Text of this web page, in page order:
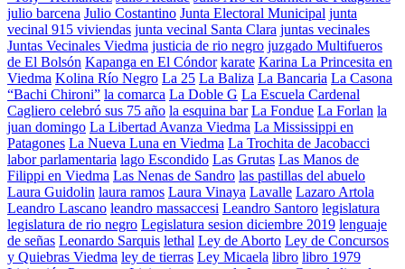
julio barcena Julio Costantino Junta Electoral Municipal junta
vecinal 915 viviendas junta vecinal Santa Clara juntas vecinales
Juntas Vecinales Viedma justicia de rio negro juzgado Multifueros
de El Bolsón Kapanga en El Cóndor karate Karina La Princesita en
Viedma Kolina Río Negro La 25 La Baliza La Bancaria La Casona
“Bachi Chironi” la comarca La Doble G La Escuela Cardenal
Cagliero celebró sus 75 año la esquina bar La Fondue La Forlan la
juan domingo La Libertad Avanza Viedma La Mississippi en
Patagones La Nueva Luna en Viedma La Trochita de Jacobacci
labor parlamentaria lago Escondido Las Grutas Las Manos de
Filippi en Viedma Las Nenas de Sandro las pastillas del abuelo
Laura Guidolin laura ramos Laura Vinaya Lavalle Lazaro Artola
Leandro Lascano leandro massaccesi Leandro Santoro legislatura
legislatura de rio negro Legislatura sesion diciembre 2019 lenguaje
de señas Leonardo Sarquis lethal Ley de Aborto Ley de Concursos
y Quiebras Viedma ley de tierras Ley Micaela libro libro 1979